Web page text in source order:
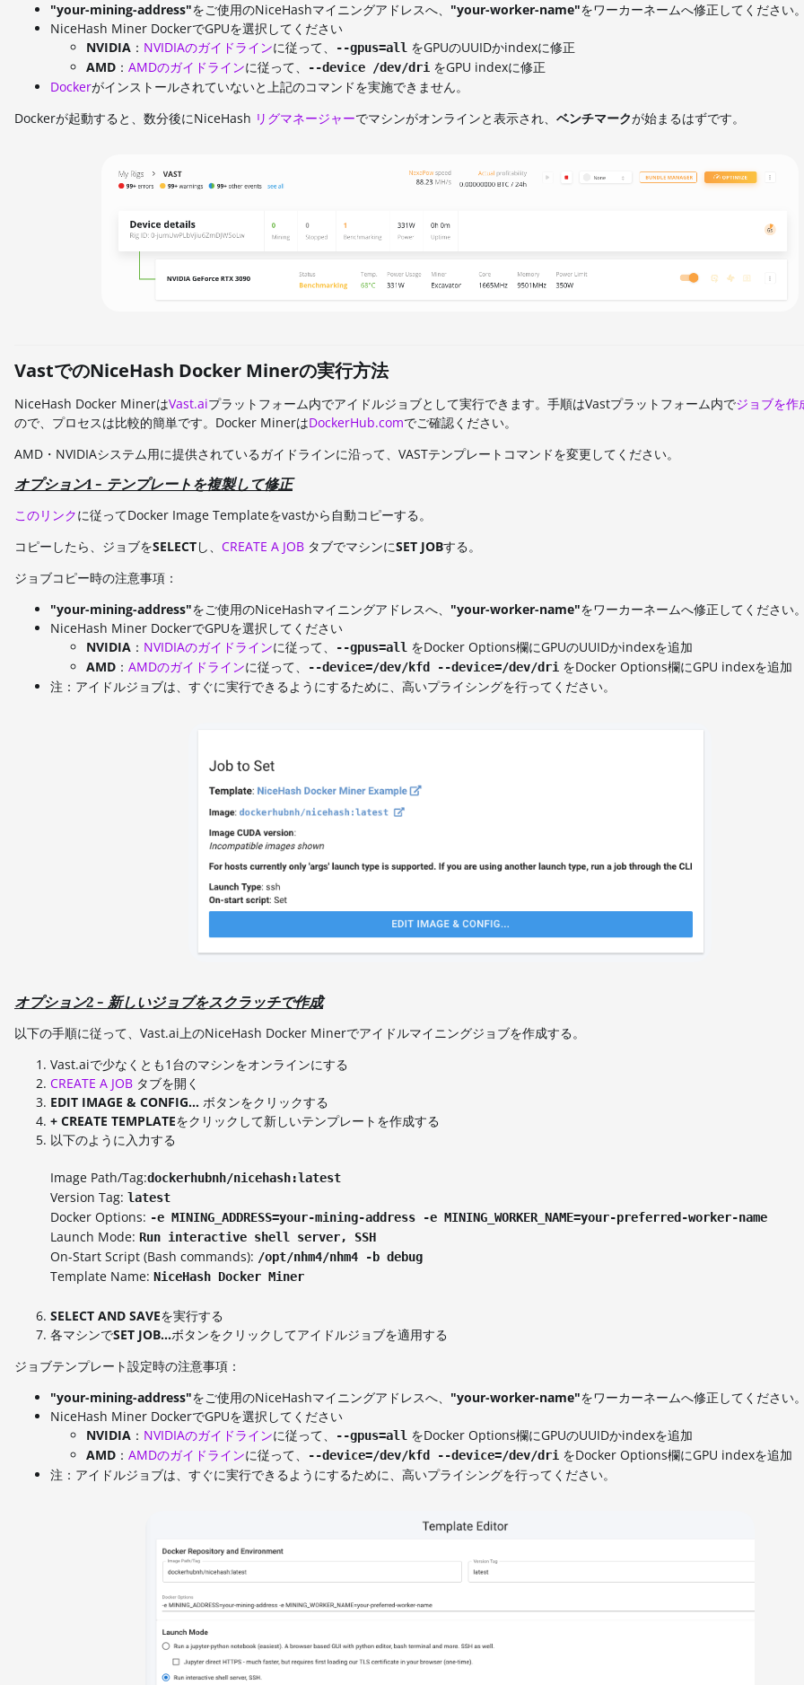
"your-mining-address"をご使用のNiceHashマイニングアドレスへ、 "your-worker-name"をワーカーネームへ修正してください。
NiceHash Miner DockerでGPUを選択してください
NVIDIA ： NVIDIAのガイドラインに従って、 --gpus=all をGPUのUUIDかindexに修正
AMD ： AMDのガイドラインに従って、 --device /dev/dri をGPU indexに修正
Dockerがインストールされていないと上記のコマンドを実施できません。
Dockerが起動すると、数分後にNiceHash リグマネージャーでマシンがオンラインと表示され、 ベンチマークが始まるはずです。
VastでのNiceHash Docker Minerの実行方法
NiceHash Docker MinerはVast.aiプラットフォーム内でアイドルジョブとして実行できます。手順はVastプラットフォーム内でジョブを作
ので、プロセスは比較的簡単です。Docker MinerはDockerHub.comでご確認ください。
AMD・NVIDIAシステム用に提供されているガイドラインに沿って、VASTテンプレートコマンドを変更してください。
オプション1 - テンプレートを複製して修正
このリンクに従ってDocker Image Templateをvastから自動コピーする。
コピーしたら、ジョブをSELECTし、 CREATE A JOB タブでマシンにSET JOBする。
ジョブコピー時の注意事項：
"your-mining-address"をご使用のNiceHashマイニングアドレスへ、 "your-worker-name"をワーカーネームへ修正してください。
NiceHash Miner DockerでGPUを選択してください
NVIDIA ： NVIDIAのガイドラインに従って、 --gpus=all をDocker Options欄にGPUのUUIDかindexを追加
AMD ： AMDのガイドラインに従って、 --device=/dev/kfd --device=/dev/dri をDocker Options欄にGPU indexを追加
注：アイドルジョブは、すぐに実行できるようにするために、高いプライシングを行ってください。
オプション2 - 新しいジョブをスクラッチで作成
以下の手順に従って、Vast.ai上のNiceHash Docker Minerでアイドルマイニングジョブを作成する。
Vast.aiで少なくとも1台のマシンをオンラインにする
CREATE A JOB タブを開く
EDIT IMAGE & CONFIG... ボタンをクリックする
+ CREATE TEMPLATEをクリックして新しいテンプレートを作成する
以下のように入力する
Image Path/Tag:dockerhubnh/nicehash:latest
Version Tag: latest
Docker Options: -e MINING_ADDRESS=your-mining-address -e MINING_WORKER_NAME=your-preferred-worker-name
Launch Mode: Run interactive shell server, SSH
On-Start Script (Bash commands): /opt/nhm4/nhm4 -b debug
Template Name: NiceHash Docker Miner
SELECT AND SAVEを実行する
各マシンでSET JOB...ボタンをクリックしてアイドルジョブを適用する
ジョブテンプレート設定時の注意事項：
"your-mining-address"をご使用のNiceHashマイニングアドレスへ、 "your-worker-name"をワーカーネームへ修正してください。
NiceHash Miner DockerでGPUを選択してください
NVIDIA ： NVIDIAのガイドラインに従って、 --gpus=all をDocker Options欄にGPUのUUIDかindexを追加
AMD ： AMDのガイドラインに従って、 --device=/dev/kfd --device=/dev/dri をDocker Options欄にGPU indexを追加
注：アイドルジョブは、すぐに実行できるようにするために、高いプライシングを行ってください。